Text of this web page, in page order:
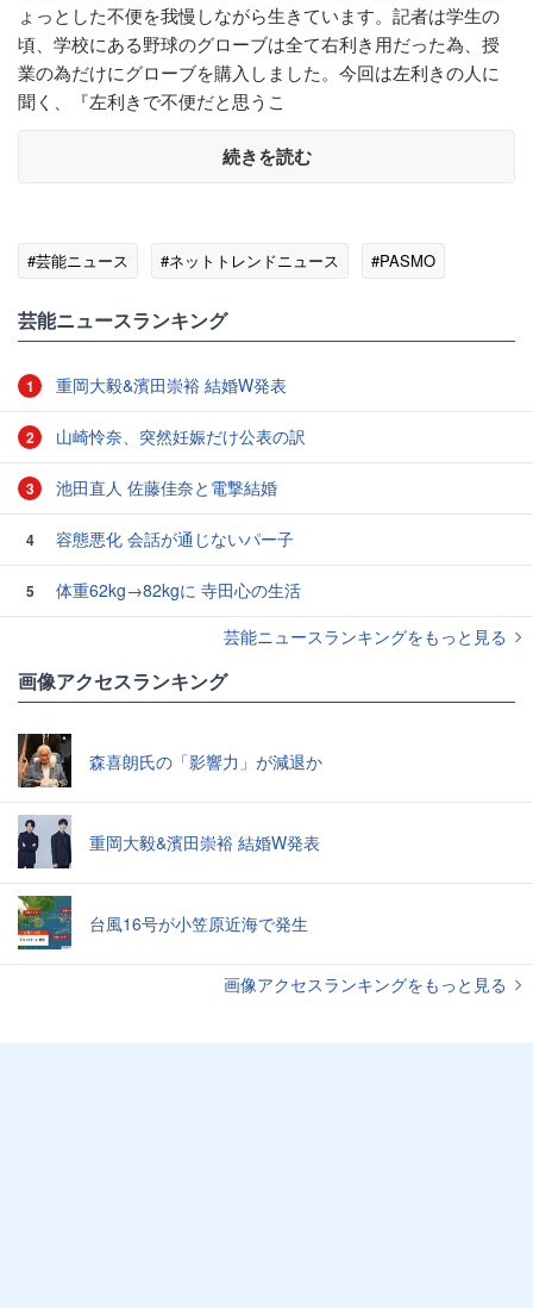
ょっとした不便を我慢しながら生きています。記者は学生の
頃、学校にある野球のグローブは全て右利き用だった為、授
業の為だけにグローブを購入しました。今回は左利きの人に
聞く、『左利きで不便だと思うこ
続きを読む
#芸能ニュース #ネットトレンドニュース #PASMO
芸能ニュースランキング
1 重岡大毅&濱田崇裕 結婚W発表
2 山崎怜奈、突然妊娠だけ公表の訳
3 池田直人 佐藤佳奈と電撃結婚
4 容態悪化 会話が通じないパー子
5
体重62kg→82kgに 寺田心の生活
芸能ニュースランキングをもっと見る
画像アクセスランキング
森喜朗氏の「影響力」が減退か
重岡大毅&濱田崇裕 結婚W発表
台風16号が小笠原近海で発生
画像アクセスランキングをもっと見る